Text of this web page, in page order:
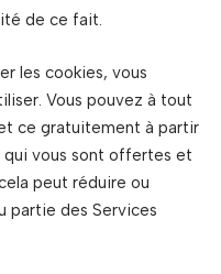
de ce fait.
les cookies, vous
Vous pouvez à tout
ce gratuitement à partir
vous sont offertes et
peut réduire ou
partie des Services